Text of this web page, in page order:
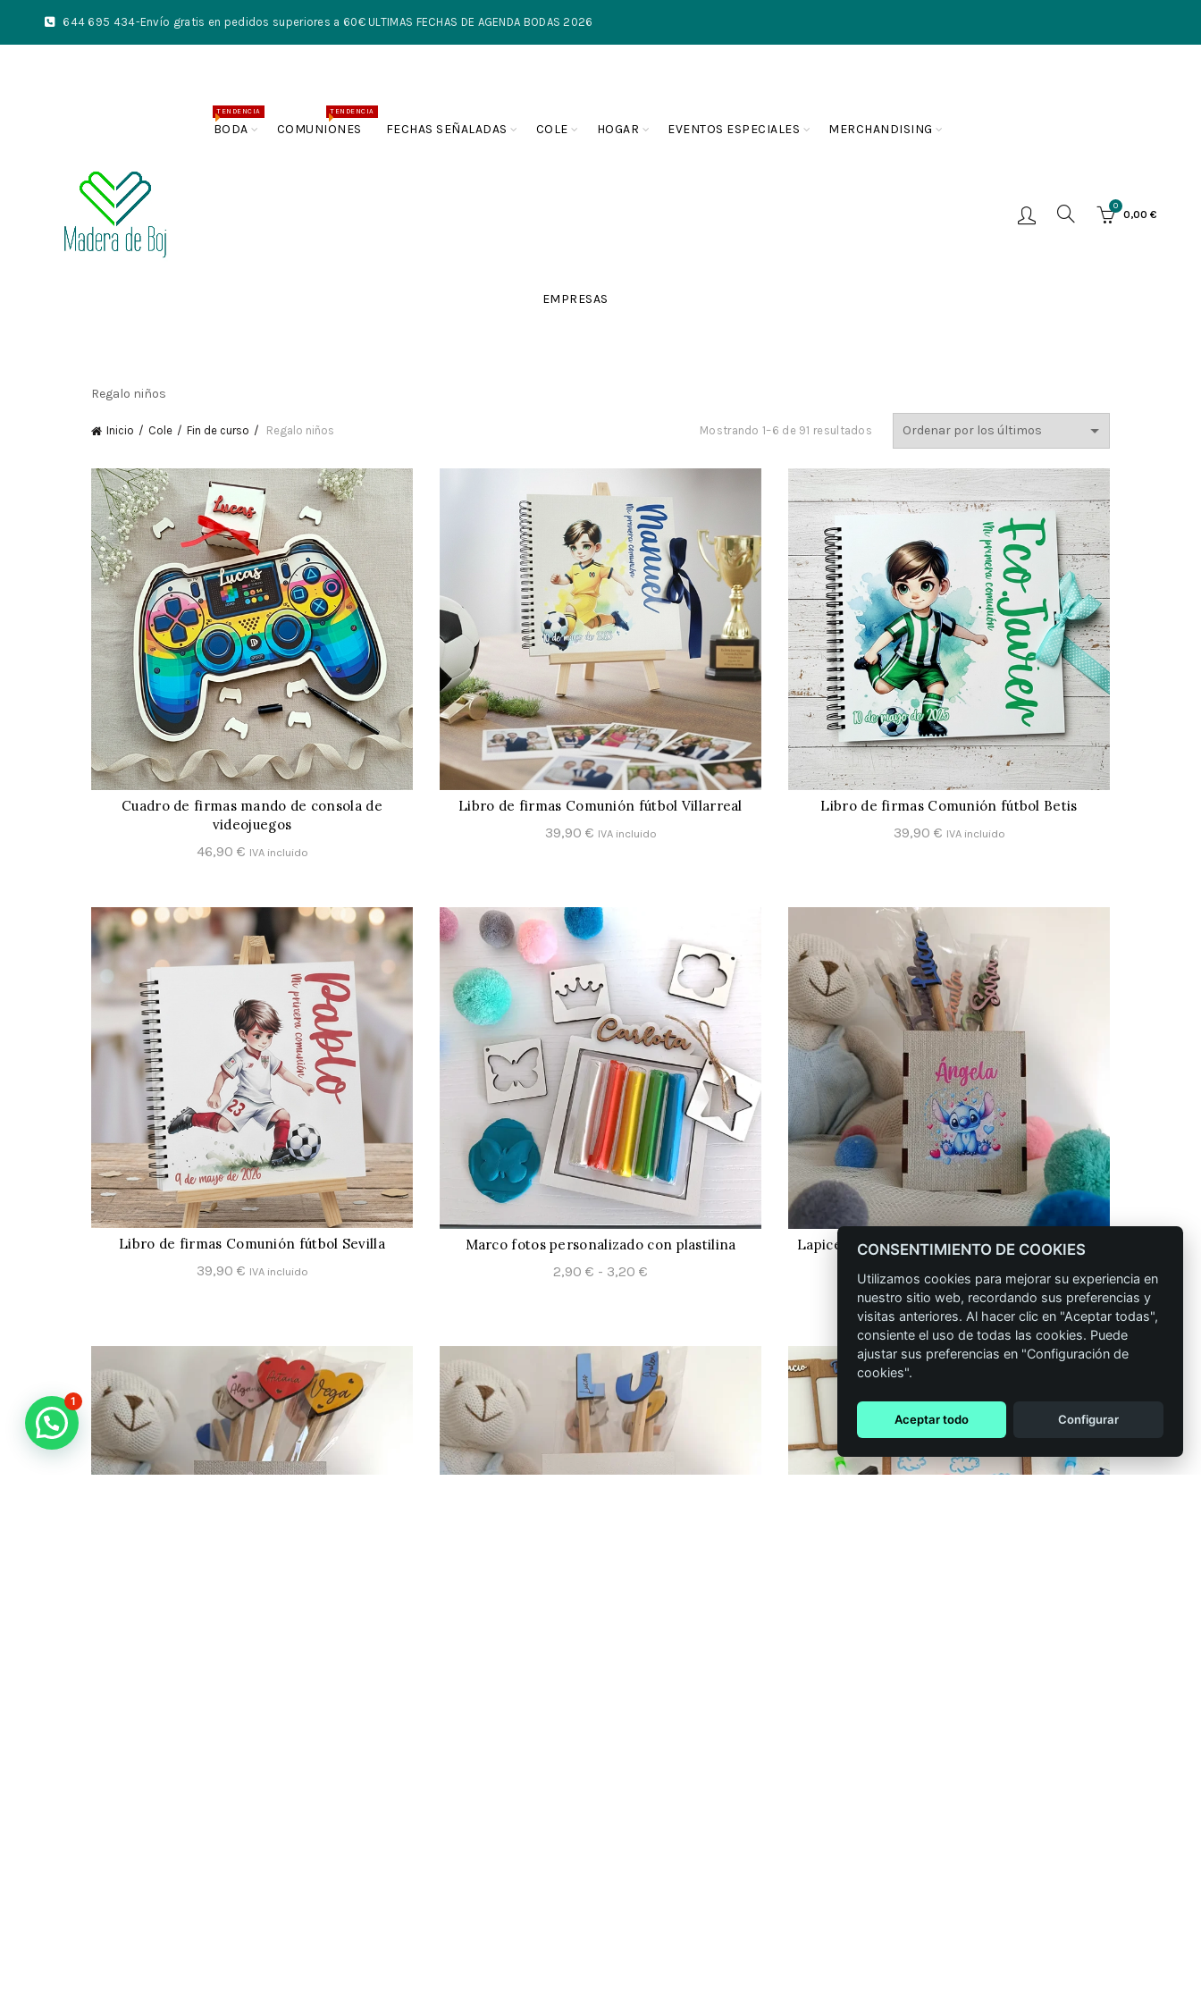
644 695 434-Envío gratis en pedidos superiores a 60€ ULTIMAS FECHAS DE AGENDA BODAS 2026
BODA
TENDENCIA
COMUNIONES
TENDENCIA
FECHAS SEÑALADAS COLE HOGAR EVENTOS ESPECIALES MERCHANDISING
EMPRESAS
0
0,00 €
Regalo niños
Inicio Cole Fin de curso Regalo niños Mostrando 1–6 de 91 resultados Ordenado
los
CONFIGURAR
Cuadro de firmas mando de consola de
videojuegos
46,90 € IVA incluido
CONFIGURAR
Libro de firmas Comunión fútbol Villarreal
39,90 € IVA incluido
CONFIGURAR
Libro de firmas Comunión fútbol Betis
39,90 € IVA incluido
CONFIGURAR
Libro de firmas Comunión fútbol Sevilla
39,90 € IVA incluido
CONFIGURAR
Marco fotos personalizado con plastilina
2,90 € - 3,20 €
2,90 €
hasta
3,20 €
CONFIGURAR
Lapicero de madera personalizado Stitch con
4,50
IVA incluido
1
CONSENTIMIENTO DE COOKIES
Utilizamos cookies para mejorar su experiencia en
nuestro sitio web, recordando sus preferencias y
visitas anteriores. Al hacer clic en "Aceptar todas",
consiente el uso de todas las cookies. Puede
ajustar sus preferencias en "Configuración de
cookies".
Aceptar todo Configurar